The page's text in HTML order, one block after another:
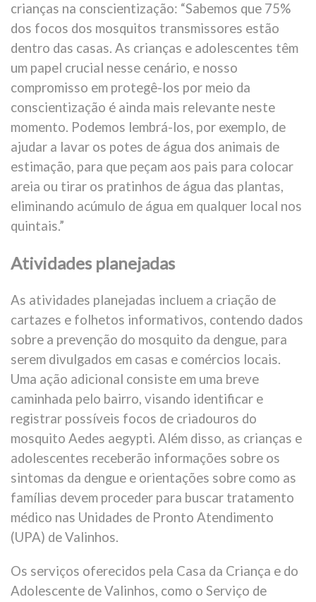
crianças na conscientização: “Sabemos que 75%
dos focos dos mosquitos transmissores estão
dentro das casas. As crianças e adolescentes têm
um papel crucial nesse cenário, e nosso
compromisso em protegê-los por meio da
conscientização é ainda mais relevante neste
momento. Podemos lembrá-los, por exemplo, de
ajudar a lavar os potes de água dos animais de
estimação, para que peçam aos pais para colocar
areia ou tirar os pratinhos de água das plantas,
eliminando acúmulo de água em qualquer local nos
quintais.”
Atividades planejadas
As atividades planejadas incluem a criação de
cartazes e folhetos informativos, contendo dados
sobre a prevenção do mosquito da dengue, para
serem divulgados em casas e comércios locais.
Uma ação adicional consiste em uma breve
caminhada pelo bairro, visando identificar e
registrar possíveis focos de criadouros do
mosquito Aedes aegypti. Além disso, as crianças e
adolescentes receberão informações sobre os
sintomas da dengue e orientações sobre como as
famílias devem proceder para buscar tratamento
médico nas Unidades de Pronto Atendimento
(UPA) de Valinhos.
Os serviços oferecidos pela Casa da Criança e do
Adolescente de Valinhos, como o Serviço de